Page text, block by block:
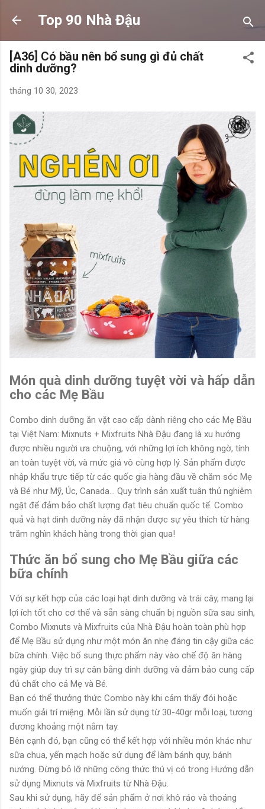
Chuyển đến nội dung chính
Top 90 Nhà Đậu
[A36] Có bầu nên bổ sung gì đủ chất
dinh dưỡng?
tháng 10 30, 2023
Món quà dinh dưỡng tuyệt vời và hấp dẫn
cho các Mẹ Bầu
Combo dinh dưỡng ăn vặt cao cấp dành riêng cho các Mẹ Bầu
tại Việt Nam: Mixnuts + Mixfruits Nhà Đậu đang là xu hướng
được nhiều người ưa chuộng, với những lợi ích không ngờ, tính
an toàn tuyệt vời, và mức giá vô cùng hợp lý. Sản phẩm được
nhập khẩu trực tiếp từ các quốc gia hàng đầu về chăm sóc Mẹ
và Bé như Mỹ, Úc, Canada... Quy trình sản xuất tuân thủ nghiêm
ngặt để đảm bảo chất lượng đạt tiêu chuẩn quốc tế. Combo
quả và hạt dinh dưỡng này đã nhận được sự yêu thích từ hàng
trăm nghìn khách hàng trong thời gian qua!
Thức ăn bổ sung cho Mẹ Bầu giữa các
bữa chính
Với sự kết hợp của các loại hạt dinh dưỡng và trái cây, mang lại
lợi ích tốt cho cơ thể và sẵn sàng chuẩn bị nguồn sữa sau sinh,
Combo Mixnuts và Mixfruits của Nhà Đậu hoàn toàn phù hợp
để Mẹ Bầu sử dụng như một món ăn nhẹ đáng tin cậy giữa các
bữa chính. Việc bổ sung thực phẩm này vào chế độ ăn hàng
ngày giúp duy trì sự cân bằng dinh dưỡng và đảm bảo cung cấp
đủ chất cho cả Mẹ và Bé.
Bạn có thể thưởng thức Combo này khi cảm thấy đói hoặc
muốn giải trí miệng. Mỗi lần sử dụng từ 30-40gr mỗi loại, tương
đương khoảng một nắm tay.
Bên cạnh đó, bạn cũng có thể kết hợp với nhiều món khác như
sữa chua, yến mạch hoặc sử dụng để làm bánh quy, bánh
nướng. Đừng bỏ lỡ những công thức thú vị có trong Hướng dẫn
sử dụng Mixnuts và Mixfruits từ Nhà Đậu.
Sau khi sử dụng, hãy để sản phẩm ở nơi khô ráo và thoáng